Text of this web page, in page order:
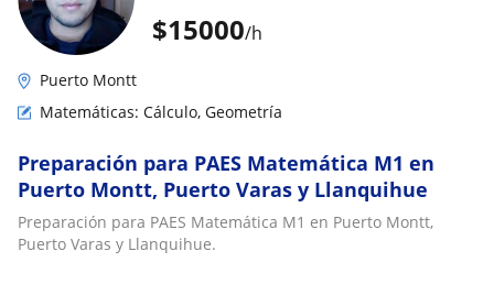
$15000/h
Puerto Montt
Matemáticas: Cálculo, Geometría
Preparación para PAES Matemática M1 en
Puerto Montt, Puerto Varas y Llanquihue
Preparación para PAES Matemática M1 en Puerto Montt,
Puerto Varas y Llanquihue.